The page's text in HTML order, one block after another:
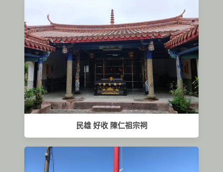
民雄 好收 陳仁祖宗祠